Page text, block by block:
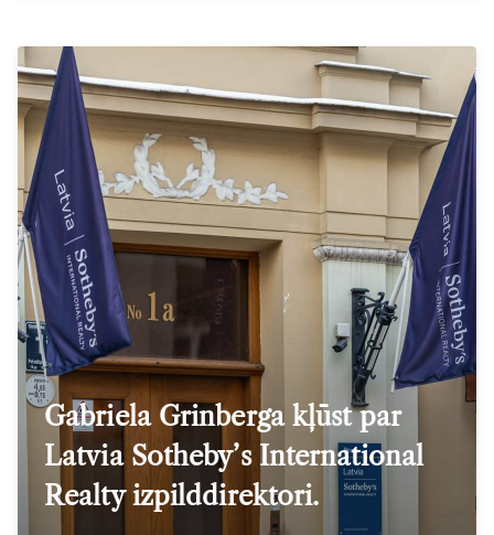
Gabriela Grinberga kļūst par
Latvia Sotheby’s International
Realty izpilddirektori.